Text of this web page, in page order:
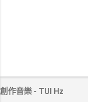
創作音樂 - TUI Hz